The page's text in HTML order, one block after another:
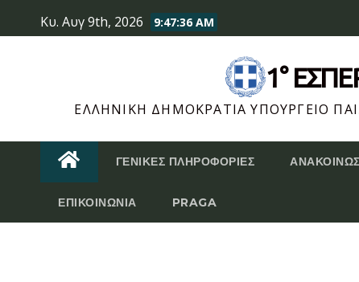
to
Κυ. Αυγ 9th, 2026 9:47:36 AM
1°
ΕΛΛΗΝΙΚΉ ΔΗΜΟΚΡΑΤΊΑ ΥΠΟΥΡΓΕΊΟ
ΓΕΝΙΚΈΣ ΠΛΗΡΟΦΟΡΊΕΣ
ΕΠΙΚΟΙΝΩΝΊΑ PRAGA